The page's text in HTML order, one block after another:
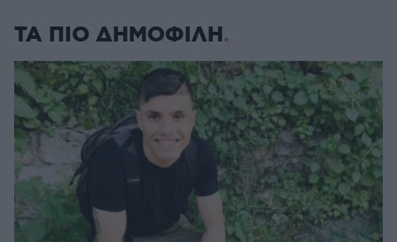
ΤΑ ΠΙΟ ΔΗΜΟΦΙΛΗ